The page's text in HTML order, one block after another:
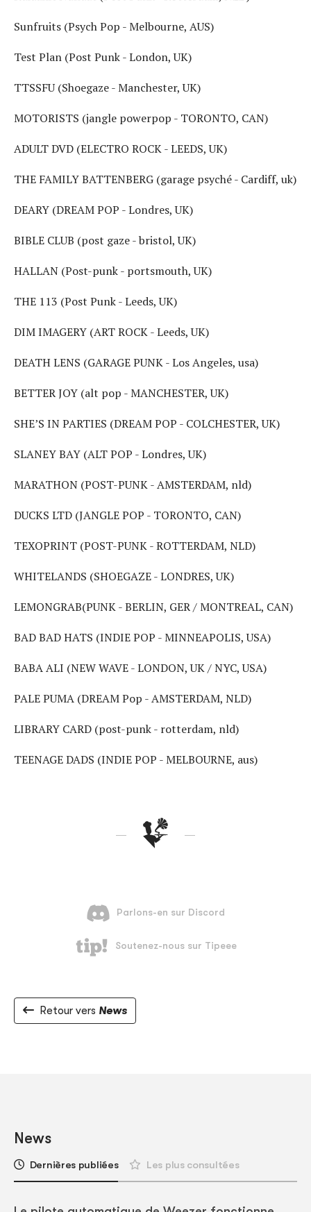
Sunfruits (Psych Pop - Melbourne, AUS)
Test Plan (Post Punk - London, UK)
TTSSFU (Shoegaze - Manchester, UK)
MOTORISTS (jangle powerpop - TORONTO, CAN)
ADULT DVD (ELECTRO ROCK - LEEDS, UK)
THE FAMILY BATTENBERG (garage psyché - Cardiff, uk)
DEARY (DREAM POP - Londres, UK)
BIBLE CLUB (post gaze - bristol, UK)
HALLAN (Post-punk - portsmouth, UK)
THE 113 (Post Punk - Leeds, UK)
DIM IMAGERY (ART ROCK - Leeds, UK)
DEATH LENS (GARAGE PUNK - Los Angeles, usa)
BETTER JOY (alt pop - MANCHESTER, UK)
SHE’S IN PARTIES (DREAM POP - COLCHESTER, UK)
SLANEY BAY (ALT POP - Londres, UK)
MARATHON (POST-PUNK - AMSTERDAM, nld)
DUCKS LTD (JANGLE POP - TORONTO, CAN)
TEXOPRINT (POST-PUNK - ROTTERDAM, NLD)
WHITELANDS (SHOEGAZE - LONDRES, UK)
LEMONGRAB(PUNK - BERLIN, GER / MONTREAL, CAN)
BAD BAD HATS (INDIE POP - MINNEAPOLIS, USA)
BABA ALI (NEW WAVE - LONDON, UK / NYC, USA)
PALE PUMA (DREAM Pop - AMSTERDAM, NLD)
LIBRARY CARD (post-punk - rotterdam, nld)
TEENAGE DADS (INDIE POP - MELBOURNE, aus)
Retour vers News
News
Dernières publiées Les plus consultées